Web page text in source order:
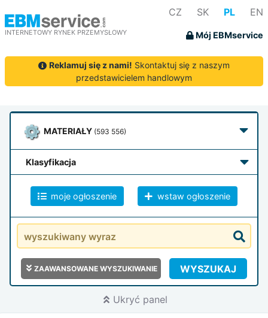
INTERNETOWY RYNEK PRZEMYSŁOWY
CZ SK PL EN
Mój EBMservice
Reklamuj się z nami! Skontaktuj się z naszym
przedstawicielem handlowym
MATERIAŁY (593 556)
klasyfikacja
moje ogłoszenie wstaw ogłoszenie
ZAAWANSOWANE WYSZUKIWANIE WYSZUKAJ
Ukryć panel